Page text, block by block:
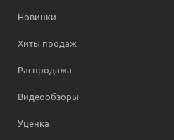
Новинки
Хиты продаж
Распродажа
Видеообзоры
Уценка